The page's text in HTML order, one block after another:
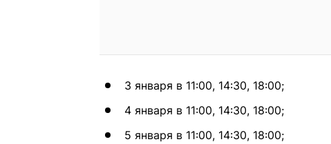
3 января в 11:00, 14:30, 18:00;
4 января в 11:00, 14:30, 18:00;
5 января в 11:00, 14:30, 18:00;